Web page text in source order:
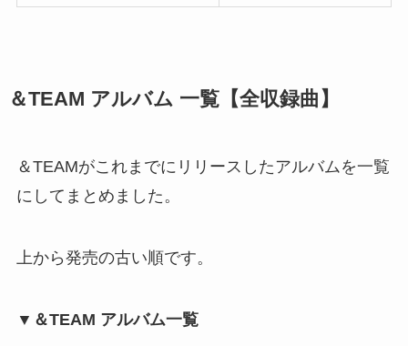
＆TEAM アルバム 一覧【全収録曲】
＆TEAMがこれまでにリリースしたアルバムを一覧
にしてまとめました。
上から発売の古い順です。
▼＆TEAM アルバム一覧